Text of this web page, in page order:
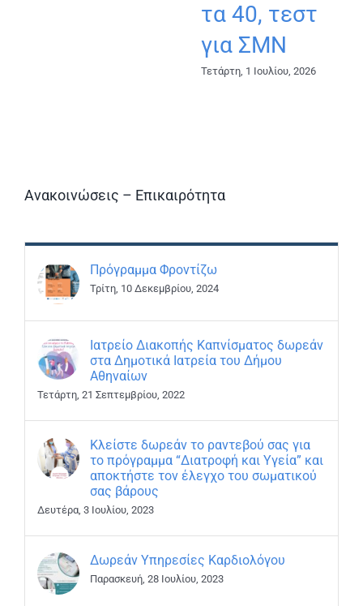
τα 40, τεστ
για ΣΜΝ
Τετάρτη, 1 Ιουλίου, 2026
Ανακοινώσεις – Επικαιρότητα
Πρόγραμμα Φροντίζω
Τρίτη, 10 Δεκεμβρίου, 2024
Ιατρείο Διακοπής Καπνίσματος δωρεάν
στα Δημοτικά Ιατρεία του Δήμου
Αθηναίων
Τετάρτη, 21 Σεπτεμβρίου, 2022
Κλείστε δωρεάν το ραντεβού σας για
το πρόγραμμα “Διατροφή και Υγεία” και
αποκτήστε τον έλεγχο του σωματικού
σας βάρους
Δευτέρα, 3 Ιουλίου, 2023
Δωρεάν Υπηρεσίες Καρδιολόγου
Παρασκευή, 28 Ιουλίου, 2023